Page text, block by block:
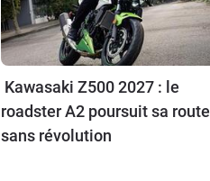
Kawasaki Z500 2027 : le
roadster A2 poursuit sa route
sans révolution